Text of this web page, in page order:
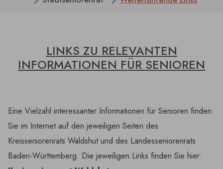
LINKS ZU RELEVANTEN
INFORMATIONEN FÜR SENIOREN
Eine Vielzahl interessanter Informationen für Senioren finden
Sie im Internet auf den jeweiligen Seiten des
Kreisseniorenrats Waldshut und des Landesseniorenrats
Baden-Württemberg. Die jeweiligen Links finden Sie hier: